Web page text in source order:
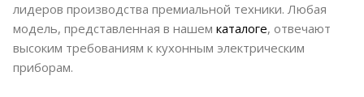
лидеров производства премиальной техники. Любая
модель, представленная в нашем каталоге, отвечают
высоким требованиям к кухонным электрическим
приборам.